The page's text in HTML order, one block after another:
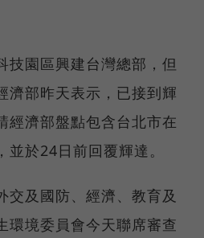
技園區興建台灣總部，但
濟部昨天表示，已接到輝
經濟部盤點包含台北市在
於24日前回覆輝達。
交及國防、經濟、教育及
環境委員會今天聯席審查